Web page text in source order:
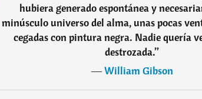
hubiera generado espontánea y
minúsculo universo del alma, unas pocas
cegadas con pintura negra. Nadie quería
destrozada.”
―William Gibson